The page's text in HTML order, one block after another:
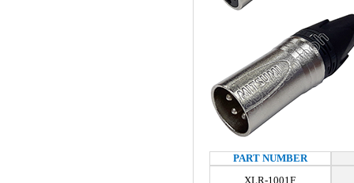
PART NUMBER
XLR-1001F